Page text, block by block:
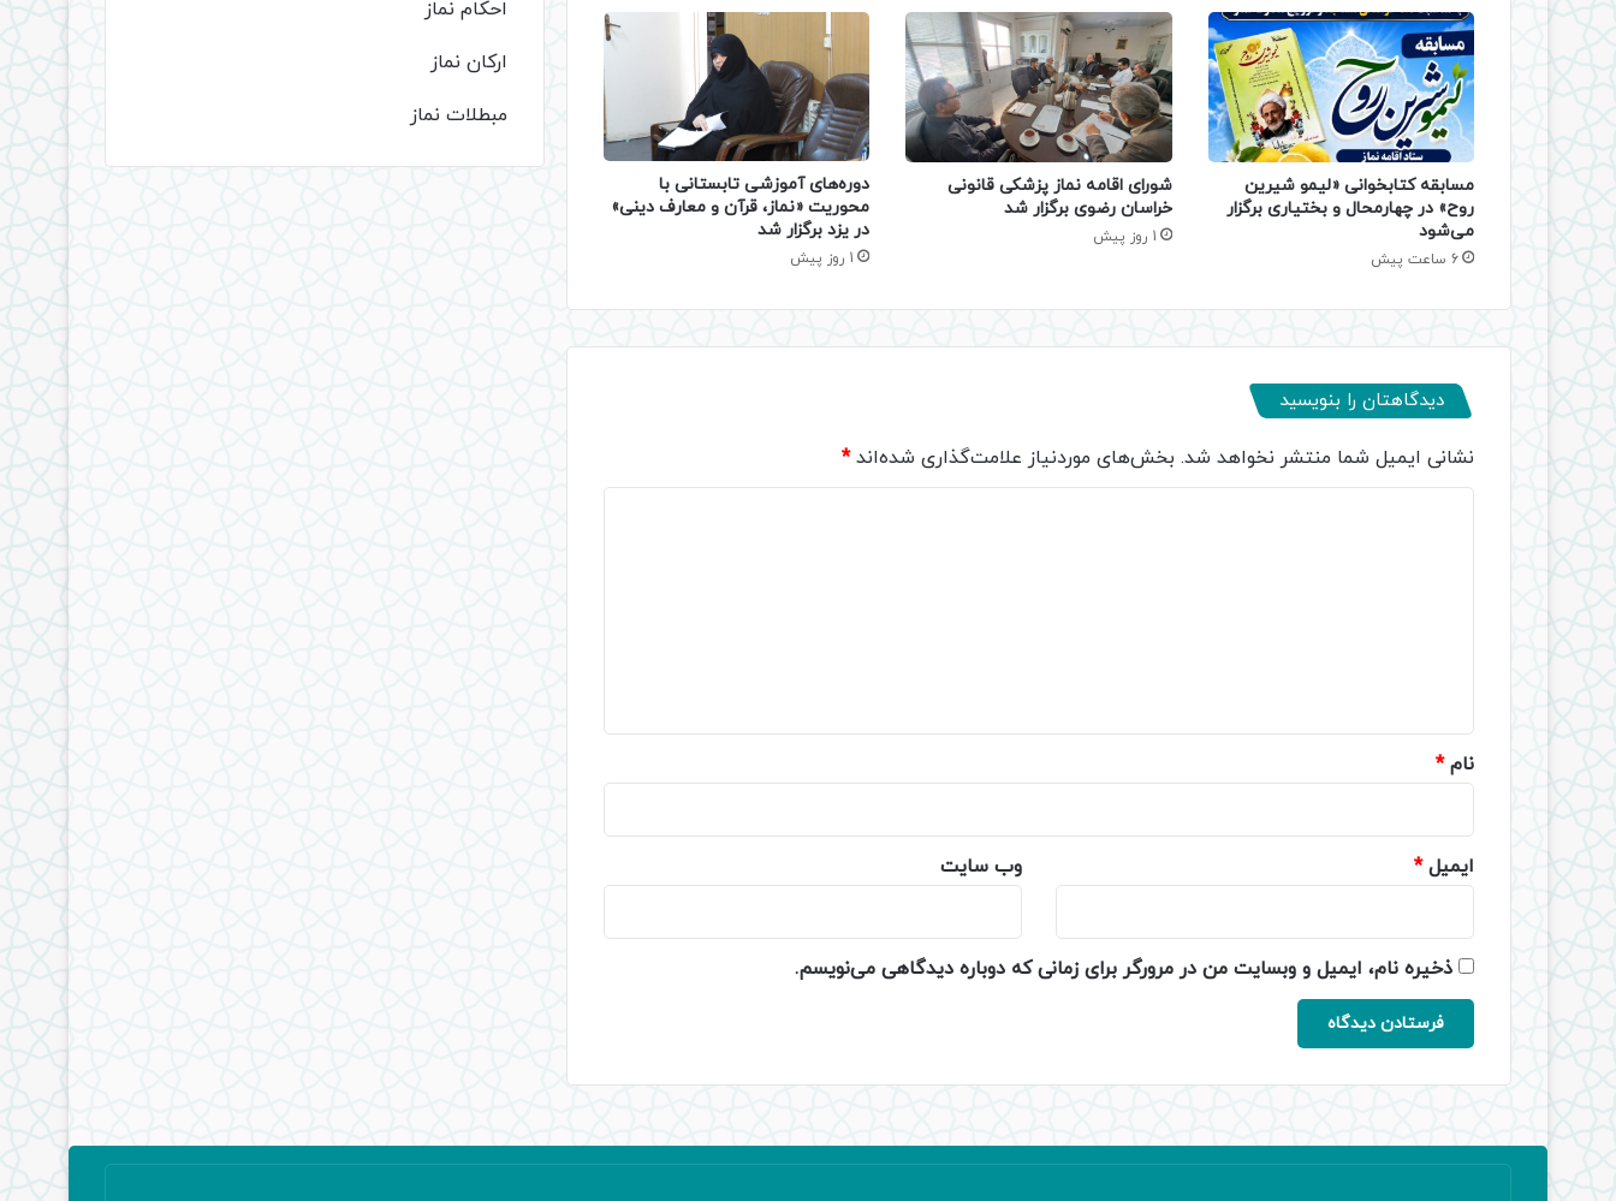
مسابقه کتابخوانی «لیمو شیرین
روح» در چهارمحال و بختیاری برگزار
می‌شود
6 ساعت پیش
شورای اقامه نماز پزشکی قانونی
خراسان رضوی برگزار شد
1 روز پیش
دوره‌های آموزشی تابستانی با
محوریت «نماز، قرآن و معارف دینی»
در یزد برگزار شد
1 روز پیش
دیدگاهتان را بنویسید
نشانی ایمیل شما منتشر نخواهد شد. بخش‌های موردنیاز علامت‌گذاری شده‌اند*
نام*
ایمیل* وب‌ سایت
ذخیره نام، ایمیل و وبسایت من در مرورگر برای زمانی که دوباره دیدگاهی می‌نویسم.
احکام نماز
ارکان نماز
مبطلات نماز